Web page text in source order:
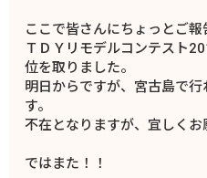
ここで皆さんにちょっとご報
ＴＤＹリモデルコンテスト
位を取りました。
明日からですが、宮古島で
す。
不在となりますが、宜しくお
ではまた！！